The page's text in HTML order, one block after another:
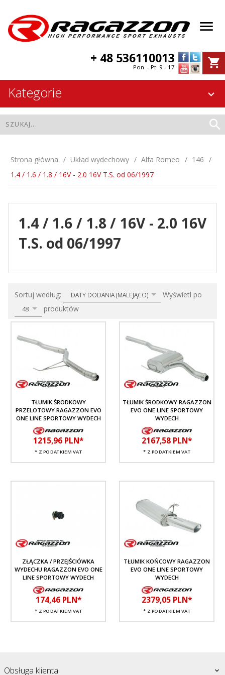
+ 48 536110013
Pon. - Pt. 9 - 17
Kategorie
Strona główna Układ wydechowy Alfa Romeo
146
1.4 / 1.6 / 1.8 / 16V - 2.0 16V T.S. od 06/1997
1.4 / 1.6 / 1.8 / 16V - 2.0 16V
T.S. od 06/1997
Sortuj według: sortDATY DODANIA (MALEJĄCO) Wyświetl po
48 produktów
TŁUMIK ŚRODKOWY
PRZELOTOWY RAGAZZON EVO
ONE LINE SPORTOWY WYDECH
1215,96 PLN*
* Z PODATKIEM VAT
TŁUMIK ŚRODKOWY RAGAZZON
EVO ONE LINE SPORTOWY
WYDECH
2167,58 PLN*
* Z PODATKIEM VAT
ZŁĄCZKA / PRZEJŚCIÓWKA
WYDECHU RAGAZZON EVO ONE
LINE SPORTOWY WYDECH
174,46 PLN*
* Z PODATKIEM VAT
TŁUMIK KOŃCOWY RAGAZZON
EVO ONE LINE SPORTOWY
WYDECH
2379,05 PLN*
* Z PODATKIEM VAT
Obsługa klienta